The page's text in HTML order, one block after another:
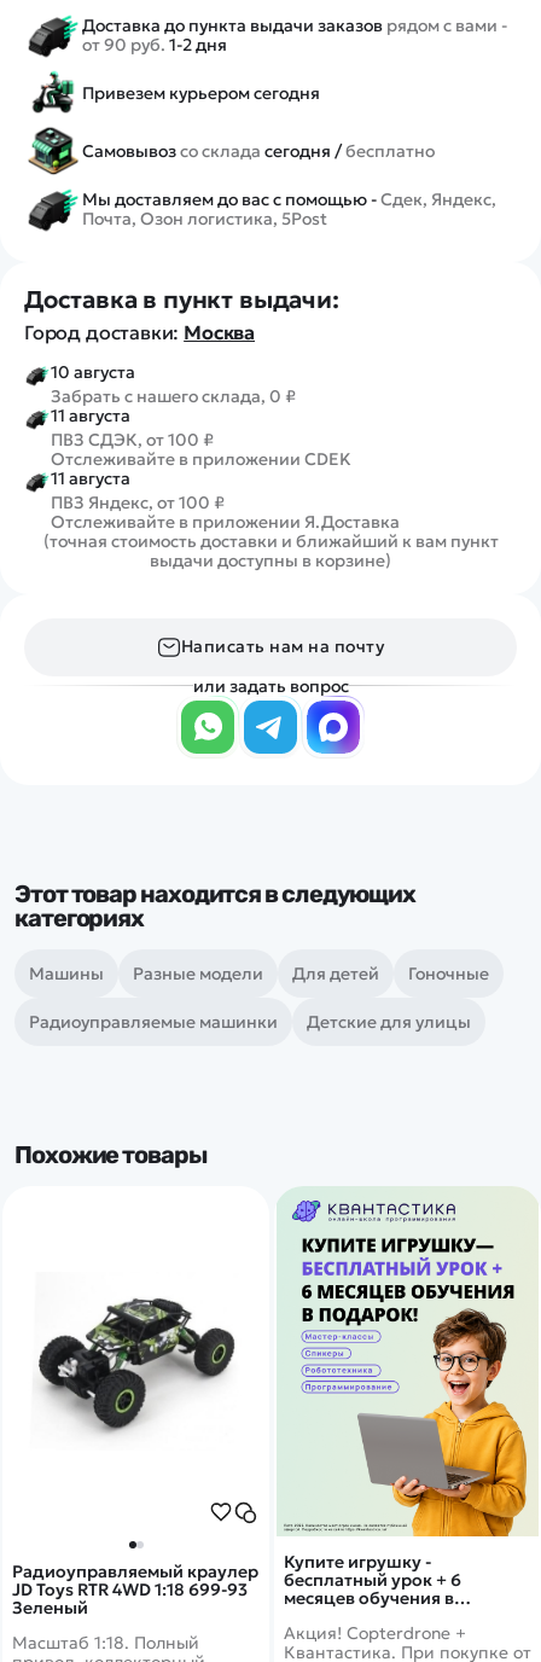
Доставка до пункта выдачи заказов рядом с вами -
от 90 руб. 1-2 дня
Привезем курьером сегодня
Самовывозсо склада сегодня /бесплатно
Мы доставляем до вас с помощью -Сдек, Яндекс,
Почта, Озон логистика, 5Post
Доставка в пункт выдачи:
Город доставки: Москва
10 августа
Забрать с нашего склада, 0 ₽
11 августа
ПВЗ СДЭК, от 100 ₽
Отслеживайте в приложении CDEK
11 августа
ПВЗ Яндекс, от 100 ₽
Отслеживайте в приложении Я.Доставка
(точная стоимость доставки и ближайший к вам пункт
выдачи доступны в корзине)
Написать нам на почту
или задать вопрос
Этот товар находится в следующих
категориях
Машины Разные модели Для детей Гоночные
Радиоуправляемые машинки Детские для улицы
Похожие товары
Купите игрушку -
бесплатный урок + 6
месяцев обучения в
Акция! Copterdrone +
Квантастика. При покупке от
Радиоуправляемый краулер
JD Toys RTR 4WD 1:18 699-93
Зеленый
Масштаб 1:18. Полный